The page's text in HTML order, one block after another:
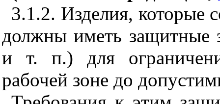
3.1.2. Изделия, которые
должны иметь защитные
и т. п.) для
рабочей зоне до